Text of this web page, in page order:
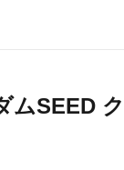
ムSEED